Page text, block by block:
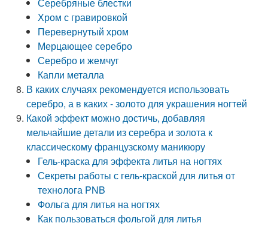
Хром с гравировкой
Перевернутый хром
Мерцающее серебро
Серебро и жемчуг
Капли металла
В каких случаях рекомендуется использовать
серебро, а в каких - золото для украшения ногтей
Какой эффект можно достичь, добавляя
мельчайшие детали из серебра и золота к
классическому французскому маникюру
Гель-краска для эффекта литья на ногтях
Секреты работы с гель-краской для литья от
технолога PNB
Фольга для литья на ногтях
Как пользоваться фольгой для литья